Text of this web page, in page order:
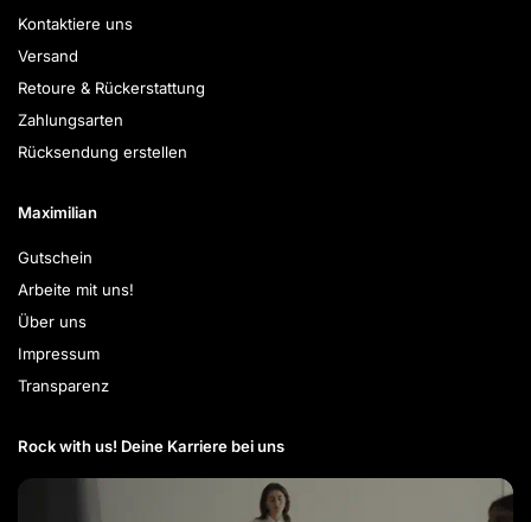
Kontaktiere uns
Versand
Retoure & Rückerstattung
Zahlungsarten
Rücksendung erstellen
Maximilian
Gutschein
Arbeite mit uns!
Über uns
Impressum
Transparenz
Rock with us! Deine Karriere bei uns​